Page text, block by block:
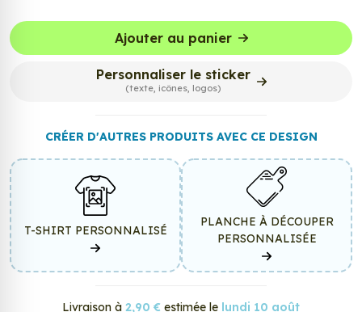
Ajouter au panier
Personnaliser le sticker
(texte, icônes, logos)
CRÉER D'AUTRES PRODUITS AVEC CE DESIGN
T-SHIRT PERSONNALISÉ
PLANCHE À DÉCOUPER
PERSONNALISÉE
Livraison à 2,90 € estimée le lundi 10 août